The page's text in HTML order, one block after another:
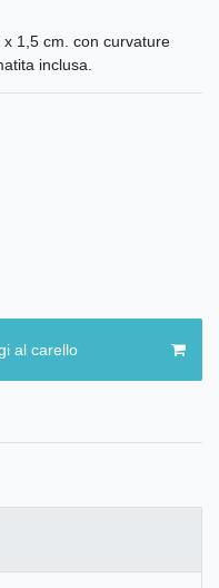
1,5 cm. con curvature
inclusa.
al carello